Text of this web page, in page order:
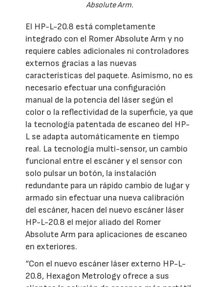
Absolute Arm.
El HP-L-20.8 está completamente
integrado con el Romer Absolute Arm y no
requiere cables adicionales ni controladores
externos gracias a las nuevas
características del paquete. Asimismo, no es
necesario efectuar una configuración
manual de la potencia del láser según el
color o la reflectividad de la superficie, ya que
la tecnología patentada de escaneo del HP-
L se adapta automáticamente en tiempo
real. La tecnología multi-sensor, un cambio
funcional entre el escáner y el sensor con
solo pulsar un botón, la instalación
redundante para un rápido cambio de lugar y
armado sin efectuar una nueva calibración
del escáner, hacen del nuevo escáner láser
HP-L-20.8 el mejor aliado del Romer
Absolute Arm para aplicaciones de escaneo
en exteriores.
“Con el nuevo escáner láser externo HP-L-
20.8, Hexagon Metrology ofrece a sus